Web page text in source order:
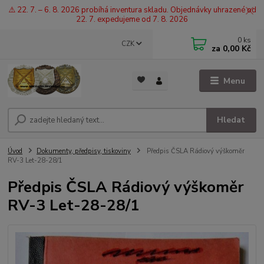
⚠️ 22. 7. – 6. 8. 2026 probíhá inventura skladu. Objednávky uhrazené od
22. 7. expedujeme od 7. 8. 2026
Menu
CZK
Hledat
0 ks
za 0,00 Kč
Úvod Dokumenty, předpisy, tiskoviny
Předpis ČSLA Rádiový výškoměr
RV-3 Let-28-28/1
Předpis ČSLA Rádiový výškoměr
RV-3 Let-28-28/1